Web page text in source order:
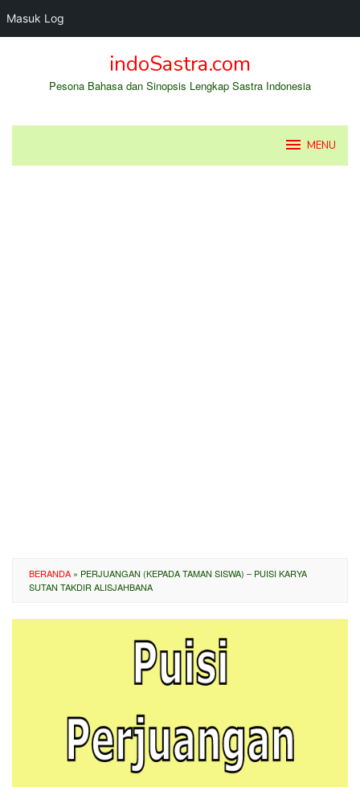
Masuk Log
indoSastra.com
Pesona Bahasa dan Sinopsis Lengkap Sastra Indonesia
MENU
BERANDA » PERJUANGAN (KEPADA TAMAN SISWA) – PUISI KARYA
SUTAN TAKDIR ALISJAHBANA